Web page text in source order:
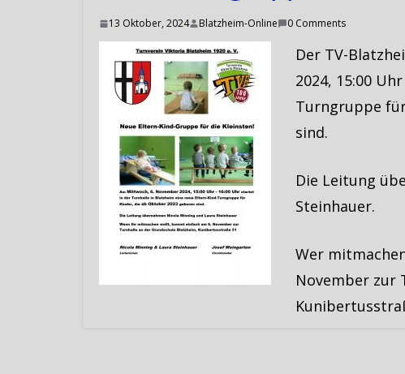
13 Oktober, 2024 Blatzheim-Online 0 Comments
Der TV-
2024, 15:00
Turngruppe
sind.
Die Leitung
Steinhauer.
Wer
November zur